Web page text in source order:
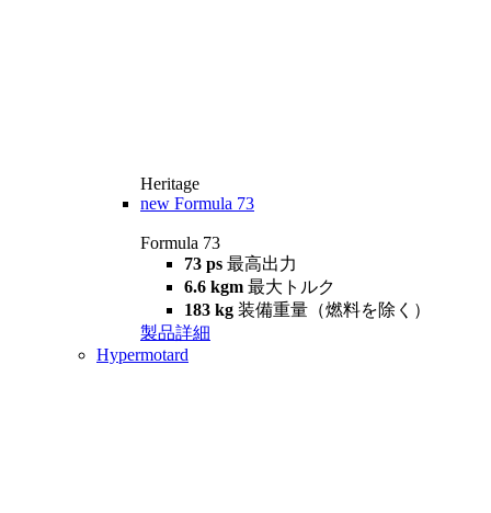
Heritage
new Formula 73
Formula 73
73 ps 最高出力
6.6 kgm 最大トルク
183 kg 装備重量（燃料を除く）
製品詳細
Hypermotard